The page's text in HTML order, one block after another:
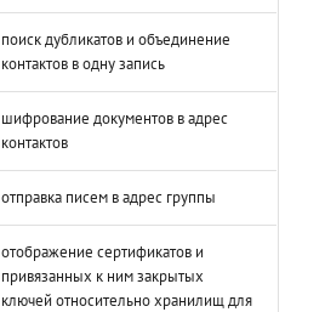
поиск дубликатов и объединение
контактов в одну запись
шифрование документов в адрес
контактов
отправка писем в адрес группы
отображение сертификатов и
привязанных к ним закрытых
ключей относительно хранилищ для